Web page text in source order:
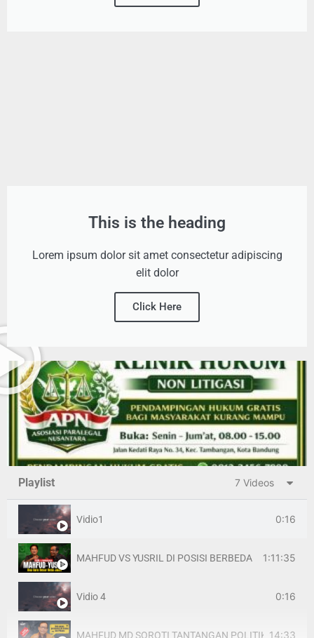
This is the heading
Lorem ipsum dolor sit amet consectetur adipiscing
elit dolor
Click Here
Playlist 7 Videos
Vidio1 0:16
MAHFUD VS YUSRIL DI POSISI BERBEDA 1:11:35
Vidio 4 0:16
MAHFUD MD SOROTI TANTANGAN POLITIK-HUKUM
14:33